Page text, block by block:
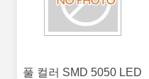
풀 컬러 SMD 5050 LED